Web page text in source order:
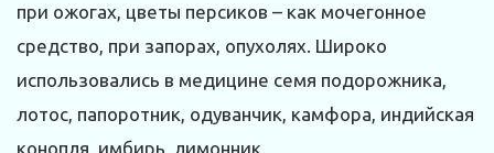
при ожогах, цветы персиков – как мочегонное
средство, при запорах, опухолях. Широко
использовались в медицине семя подорожника,
лотос, папоротник, одуванчик, камфора, индийская
конопля, имбирь, лимонник.